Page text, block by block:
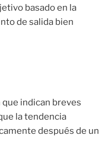
basado en la
de salida bien
indican breves
la tendencia
después de un